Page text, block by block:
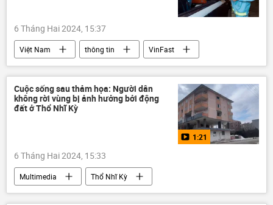
6 Tháng Hai 2024, 15:37
Việt Nam thông tin
VinFast
xe ô-tô
xe điện
Cuộc sống sau thảm họa: Người dân
không rời vùng bị ảnh hưởng bởi động
đất ở Thổ Nhĩ Kỳ
1:21
6 Tháng Hai 2024, 15:33
Multimedia
Thổ Nhĩ Kỳ
Trận động đất ở Thổ Nhĩ Kỳ và Syria